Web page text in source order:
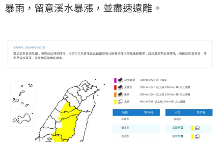
暴雨，留意溪水暴漲，並盡速遠離。